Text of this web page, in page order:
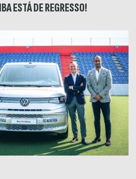
ESTÁ DE REGRESSO!